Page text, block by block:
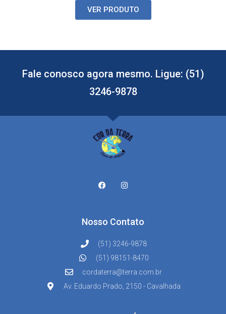
VER PRODUTO
Fale conosco agora mesmo. Ligue: (51)
3246-9878
Nosso Contato
(51) 3246-9878
(51) 98151-8470
cordaterra@terra.com.br
Av. Eduardo Prado, 2150 - Cavalhada